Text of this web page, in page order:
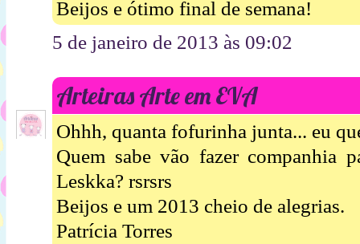
Beijos e ótimo final de semana!
5 de janeiro de 2013 às 09:02
Arteiras Arte em EVA
Ohhh, quanta fofurinha junta... eu
Quem sabe vão fazer companhia
Leskka? rsrsrs
Beijos e um 2013 cheio de alegrias.
Patrícia Torres